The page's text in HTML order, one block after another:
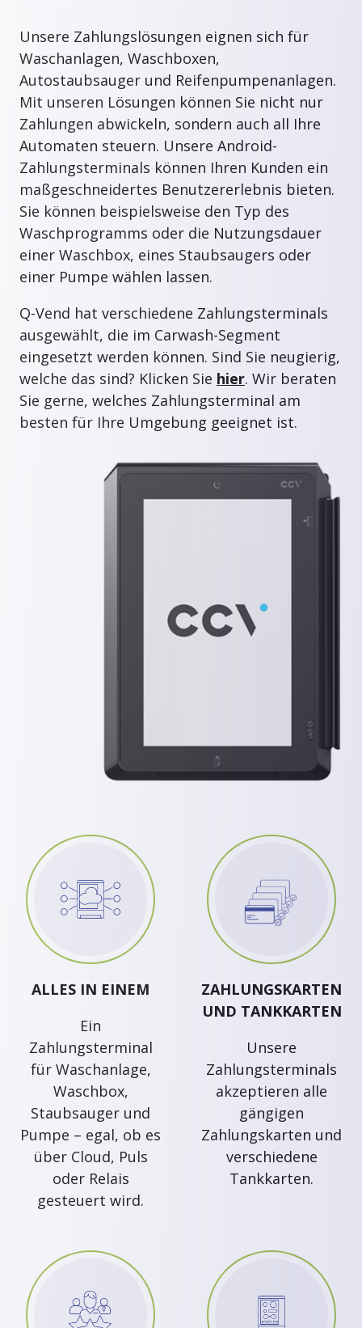
Unsere Zahlungslösungen eignen sich für
Waschanlagen, Waschboxen,
Autostaubsauger und Reifenpumpenanlagen.
Mit unseren Lösungen können Sie nicht nur
Zahlungen abwickeln, sondern auch all Ihre
Automaten steuern. Unsere Android-
Zahlungsterminals können Ihren Kunden ein
maßgeschneidertes Benutzererlebnis bieten.
Sie können beispielsweise den Typ des
Waschprogramms oder die Nutzungsdauer
einer Waschbox, eines Staubsaugers oder
einer Pumpe wählen lassen.
Q-Vend hat verschiedene Zahlungsterminals
ausgewählt, die im Carwash-Segment
eingesetzt werden können. Sind Sie neugierig,
welche das sind? Klicken Sie hier. Wir beraten
Sie gerne, welches Zahlungsterminal am
besten für Ihre Umgebung geeignet ist.
ALLES IN EINEM
Ein
Zahlungsterminal
für Waschanlage,
Waschbox,
Staubsauger und
Pumpe – egal, ob es
über Cloud, Puls
oder Relais
gesteuert wird.
ZAHLUNGSKARTEN
UND TANKKARTEN
Unsere
Zahlungsterminals
akzeptieren alle
gängigen
Zahlungskarten und
verschiedene
Tankkarten.